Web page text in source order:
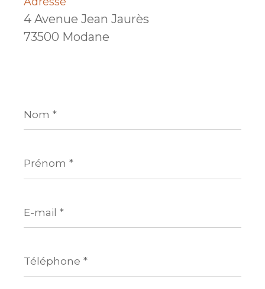
4 Avenue Jean Jaurès
73500 Modane
*
*
mail
*
*